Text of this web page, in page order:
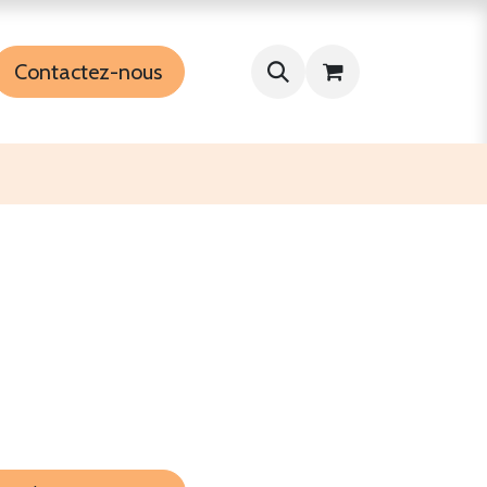
Contactez-nous